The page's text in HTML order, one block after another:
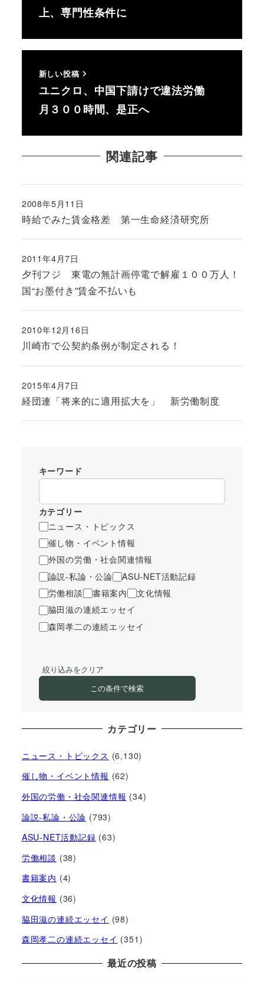
上、専門性条件に
新しい投稿
ユニクロ、中国下請けで違法労働
月３００時間、是正へ
関連記事
時給でみた賃金格差 第一生命経済研究所
投稿日
2008年5月11日
夕刊フジ 東電の無計画停電で解雇１００万人！
国“お墨付き”賃金不払いも
投稿日
2011年4月7日
川崎市で公契約条例が制定される！
投稿日
2010年12月16日
経団連「将来的に適用拡大を」 新労働制度
投稿日
2015年4月7日
キーワード
カテゴリー
ニュース・トピックス
催し物・イベント情報
外国の労働・社会関連情報
論説-私論・公論
ASU-NET活動記録
労働相談
書籍案内
文化情報
脇田滋の連続エッセイ
森岡孝二の連続エッセイ
絞り込みをクリア
この条件で検索
カテゴリー
ニュース・トピックス (6,130)
催し物・イベント情報 (62)
外国の労働・社会関連情報 (34)
論説-私論・公論 (793)
ASU-NET活動記録 (63)
労働相談 (38)
書籍案内 (4)
文化情報 (36)
脇田滋の連続エッセイ (98)
森岡孝二の連続エッセイ (351)
最近の投稿